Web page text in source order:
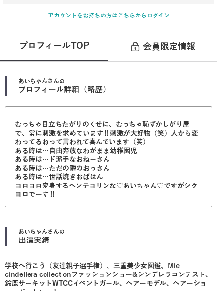
アカウントをお持ちの方はこちらからログイン
プロフィールTOP 会員限定情報
あいちゃん さんの
プロフィール詳細（略歴）
むっちゃ目立ちたがりのくせに、むっちゃ恥ずかしがり屋
で、常に刺激を求めています‼︎刺激が大好物（笑）人から変
わってるねって言われて喜んでいます（笑）
ある時は…自由奔放なわがまま幼稚園児
ある時は…ド派手なおねーさん
ある時は…ただの隣のおっさん
ある時は…世話焼きおばはん
コロコロ変身するヘンテコリンな♡あいちゃん♡ですがシク
ヨロでーす‼︎
あいちゃん さんの
出演実績
学校へ行こう（友達親子選手権）、三重美少女図鑑、Mie
cindellera collectionファッションショー&シンデレラコンテスト、
鈴鹿サーキットWTCCイベントガール、ヘアーモデル、ヘアーショ